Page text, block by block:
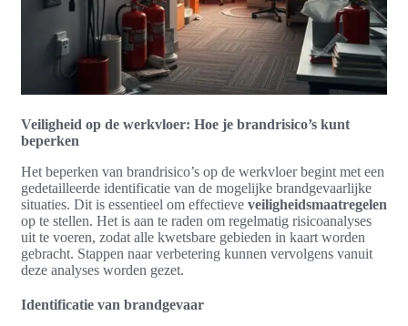
Veiligheid op de werkvloer: Hoe je brandrisico’s kunt
beperken
Het beperken van brandrisico’s op de werkvloer begint met een
gedetailleerde identificatie van de mogelijke brandgevaarlijke
situaties. Dit is essentieel om effectieve veiligheidsmaatregelen
op te stellen. Het is aan te raden om regelmatig risicoanalyses
uit te voeren, zodat alle kwetsbare gebieden in kaart worden
gebracht. Stappen naar verbetering kunnen vervolgens vanuit
deze analyses worden gezet.
Identificatie van brandgevaar